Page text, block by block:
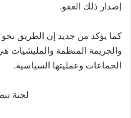
إصدار ذلك العفو.
كما يؤكد من جديد إن الطريق
والجريمة المنظمة
الجماعات وعمليتها السياسية.
لجنة